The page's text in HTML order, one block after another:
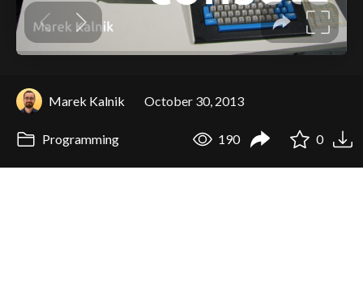
Marek Kalnik October 30, 2013
Programming 190 0